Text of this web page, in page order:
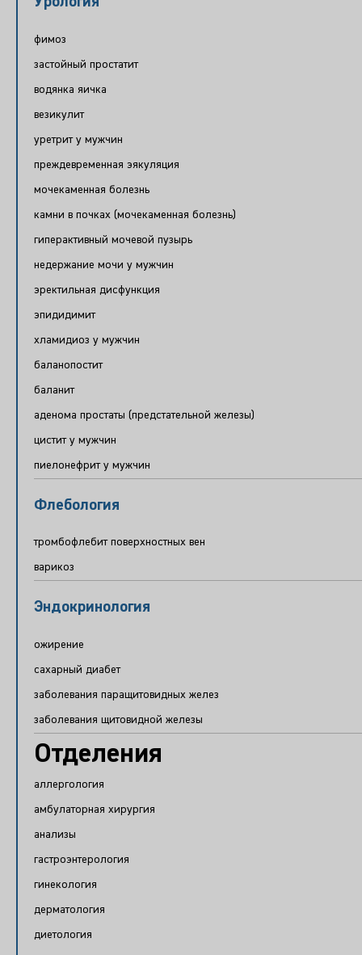
фимоз
застойный простатит
водянка яичка
везикулит
уретрит у мужчин
преждевременная эякуляция
мочекаменная болезнь
камни в почках (мочекаменная болезнь)
гиперактивный мочевой пузырь
недержание мочи у мужчин
эректильная дисфункция
эпидидимит
хламидиоз у мужчин
баланопостит
баланит
аденома простаты (предстательной железы)
цистит у мужчин
пиелонефрит у мужчин
Флебология
тромбофлебит поверхностных вен
варикоз
Эндокринология
ожирение
сахарный диабет
заболевания паращитовидных желез
заболевания щитовидной железы
Отделения
аллергология
амбулаторная хирургия
анализы
гастроэнтерология
гинекология
дерматология
диетология